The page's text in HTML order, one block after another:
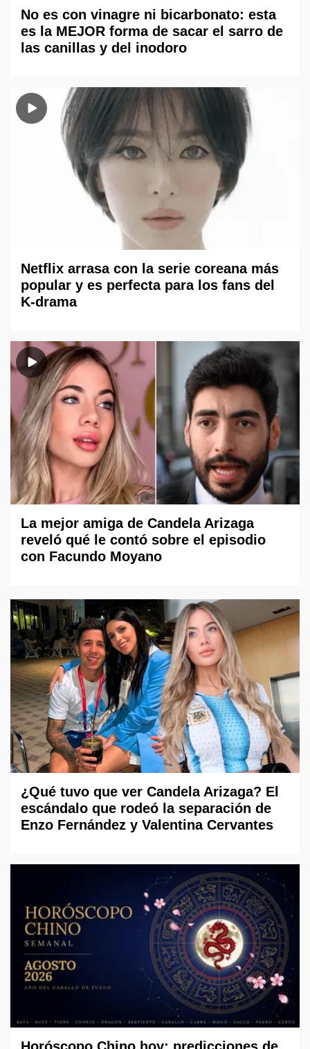
No es con vinagre ni bicarbonato: esta
es la MEJOR forma de sacar el sarro de
las canillas y del inodoro
Netflix arrasa con la serie coreana más
popular y es perfecta para los fans del
K-drama
La mejor amiga de Candela Arizaga
reveló qué le contó sobre el episodio
con Facundo Moyano
¿Qué tuvo que ver Candela Arizaga? El
escándalo que rodeó la separación de
Enzo Fernández y Valentina Cervantes